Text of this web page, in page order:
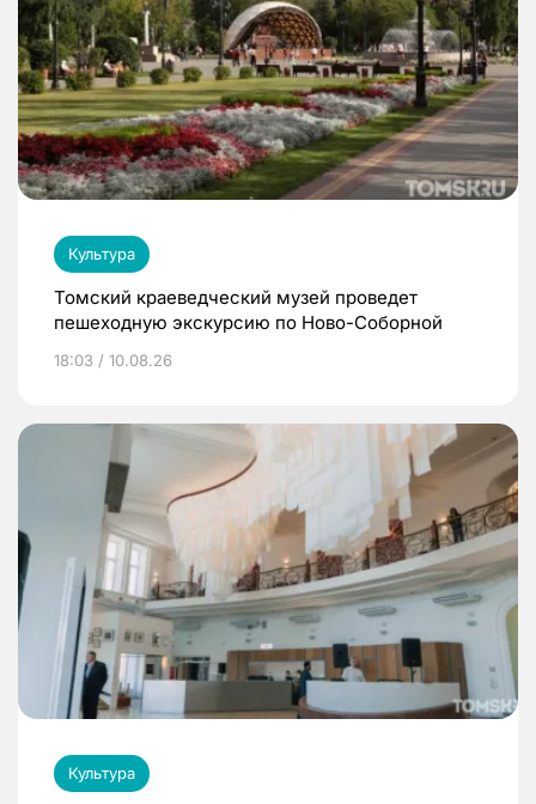
Культура
Томский краеведческий музей проведет
пешеходную экскурсию по Ново-Соборной
18:03 / 10.08.26
Культура